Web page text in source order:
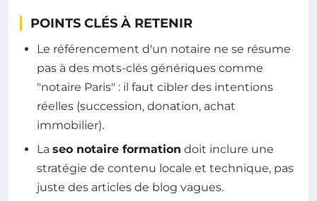
POINTS CLÉS À RETENIR
Le référencement d'un notaire ne se résume
pas à des mots-clés génériques comme
"notaire Paris" : il faut cibler des intentions
réelles (succession, donation, achat
immobilier).
La seo notaire formation doit inclure une
stratégie de contenu locale et technique, pas
juste des articles de blog vagues.